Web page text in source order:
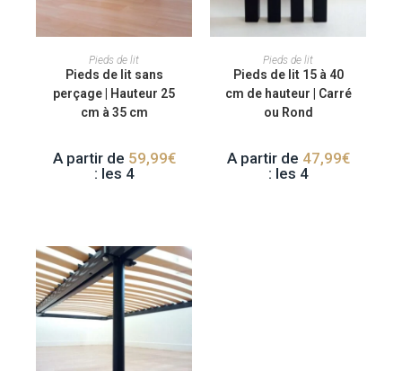
CHOIX DES OPTIONS
Pieds de lit
Pieds de lit sans
perçage | Hauteur 25
cm à 35 cm
A partir de 59,99€
: les 4
CHOIX DES OPTIONS
Pieds de lit
Pieds de lit 15 à 40
cm de hauteur | Carré
ou Rond
A partir de 47,99€
: les 4